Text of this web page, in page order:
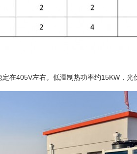
在405V左右。低温制热功率约15KW，